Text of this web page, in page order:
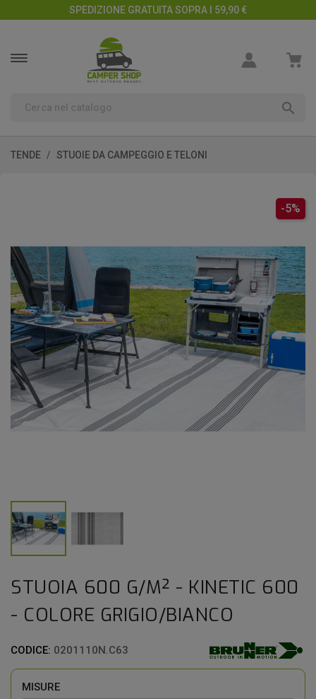
SPEDIZIONE GRATUITA SOPRA I 59,90 €

TENDE STUOIE DA CAMPEGGIO E TELONI
-5%
STUOIA 600 G/M² - KINETIC 600
- COLORE GRIGIO/BIANCO
CODICE: 0201110N.C63
MISURE